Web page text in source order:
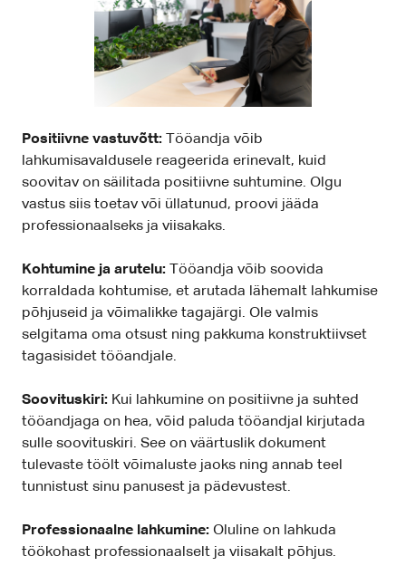
Positiivne vastuvõtt:
Tööandja võib
lahkumisavaldusele reageerida erinevalt, kuid
soovitav on säilitada positiivne suhtumine. Olgu
vastus siis toetav või üllatunud, proovi jääda
professionaalseks ja viisakaks.
Kohtumine ja arutelu: Tööandja võib soovida
korraldada kohtumise, et arutada lähemalt lahkumise
põhjuseid ja võimalikke tagajärgi. Ole valmis
selgitama oma otsust ning pakkuma konstruktiivset
tagasisidet tööandjale.
Soovituskiri: Kui lahkumine on positiivne ja suhted
tööandjaga on hea, võid paluda tööandjal kirjutada
sulle soovituskiri. See on väärtuslik dokument
tulevaste töölt võimaluste jaoks ning annab teel
tunnistust sinu panusest ja pädevustest.
Professionaalne lahkumine: Oluline on lahkuda
töökohast professionaalselt ja viisakalt põhjus.